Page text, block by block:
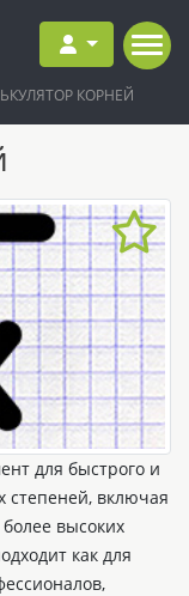
КОРНЕЙ
для быстрого и
степеней, включая
высоких
как для